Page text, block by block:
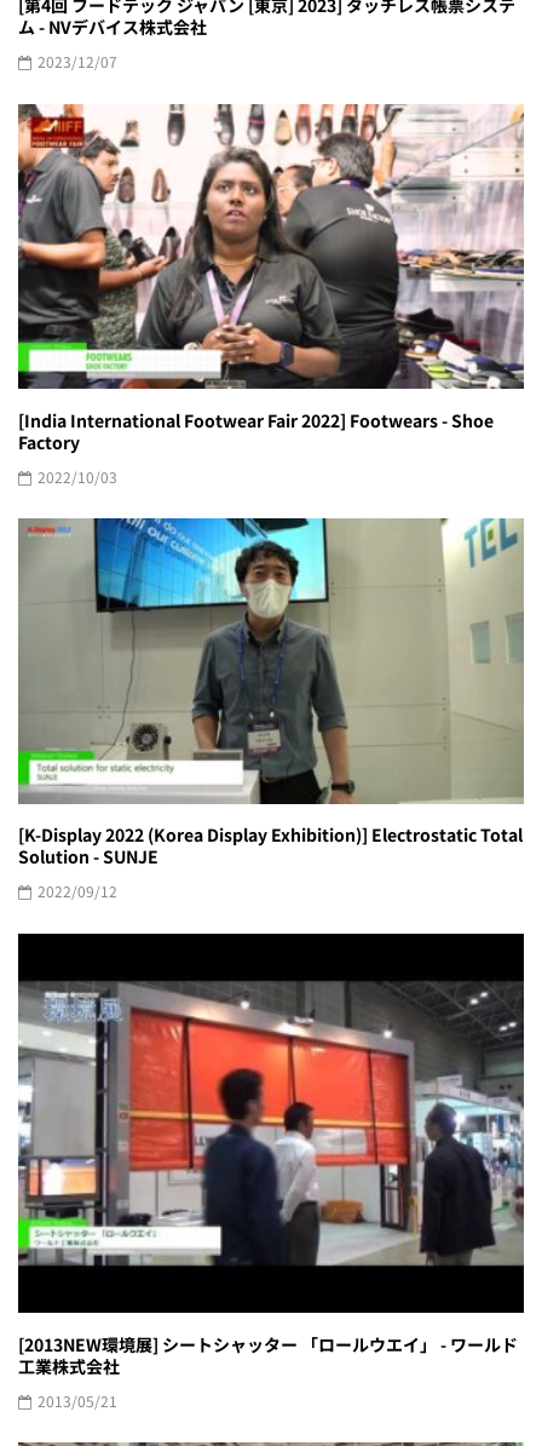
[第4回 フードテック ジャパン [東京] 2023] タッチレス帳票システ
ム - NVデバイス株式会社
2023/12/07
[India International Footwear Fair 2022] Footwears - Shoe
Factory
2022/10/03
[K-Display 2022 (Korea Display Exhibition)] Electrostatic Total
Solution - SUNJE
2022/09/12
[2013NEW環境展] シートシャッター 「ロールウエイ」 - ワールド
工業株式会社
2013/05/21